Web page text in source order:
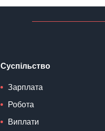
Суспільство
Зарплата
Робота
Виплати